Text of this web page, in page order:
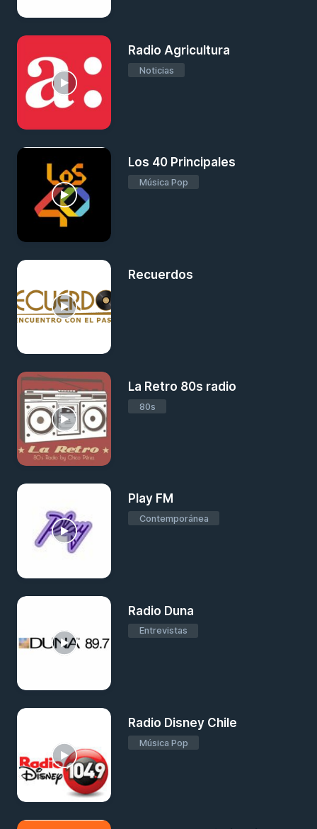
Radio Agricultura
Noticias
Los 40 Principales
Música Pop
Recuerdos
La Retro 80s radio
80s
Play FM
Contemporánea
Radio Duna
Entrevistas
Radio Disney Chile
Música Pop